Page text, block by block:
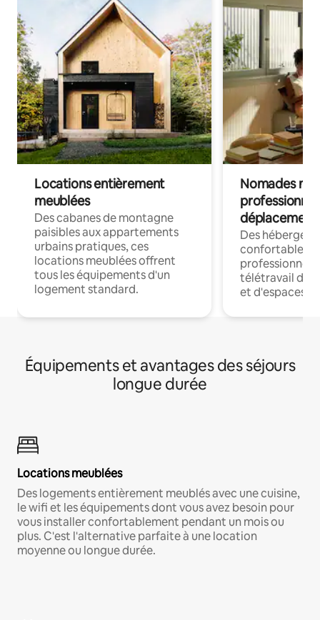
Locations entièrement
meublées
Des cabanes de montagne
paisibles aux appartements
urbains pratiques, ces
locations meublées offrent
tous les équipements d'un
logement standard.
Nomades
déplacement
Des
confortables
professionnels
télétravail
et d'espaces
Équipements et avantages des séjours
longue durée
Locations meublées
Des logements entièrement meublés avec une cuisine,
le wifi et les équipements dont vous avez besoin pour
vous installer confortablement pendant un mois ou
plus. C'est l'alternative parfaite à une location
moyenne ou longue durée.